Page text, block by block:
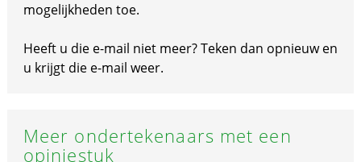
mogelijkheden toe.
Heeft u die e-mail niet meer? Teken dan opnieuw en
u krijgt die e-mail weer.
Meer ondertekenaars met een
opiniestuk